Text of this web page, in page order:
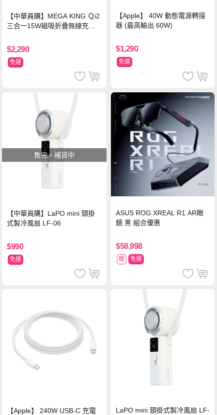
【中華員購】MEGA KING Ｑi2
三合一15W磁吸折疊無線充電
$2,290
免運
【Apple】 40W 動態電源轉接
器 (最高輸出 60W)
$1,290
免運
售完，補貨中
【中華員購】LaPO mini 頸掛
式製冷風扇 LF-06
$990
免運
ASUS ROG XREAL R1 AR眼
鏡 黑 組合優惠
$58,998
贈 免運
【Apple】 240W USB-C 充電
LaPO mini 頸掛式製冷風扇 LF-